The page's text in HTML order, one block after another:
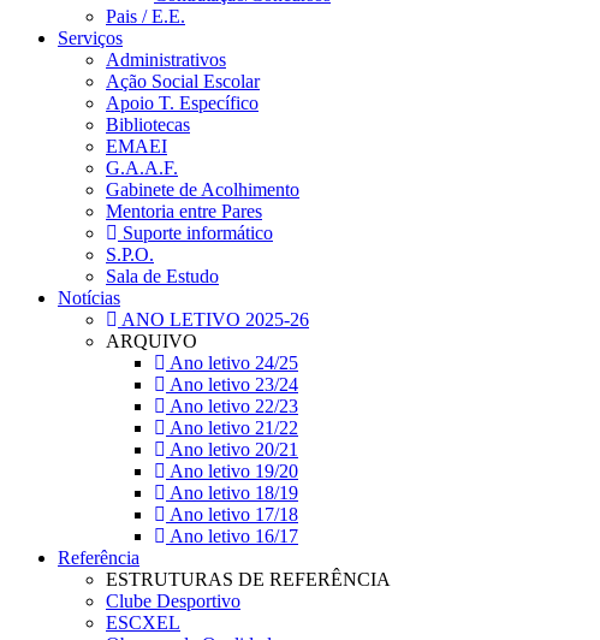
Pais / E.E.
Serviços
Administrativos
Ação Social Escolar
Apoio T. Específico
Bibliotecas
EMAEI
G.A.A.F.
Gabinete de Acolhimento
Mentoria entre Pares
Suporte informático
S.P.O.
Sala de Estudo
Notícias
ANO LETIVO 2025-26
ARQUIVO
Ano letivo 24/25
Ano letivo 23/24
Ano letivo 22/23
Ano letivo 21/22
Ano letivo 20/21
Ano letivo 19/20
Ano letivo 18/19
Ano letivo 17/18
Ano letivo 16/17
Referência
ESTRUTURAS DE REFERÊNCIA
Clube Desportivo
ESCXEL